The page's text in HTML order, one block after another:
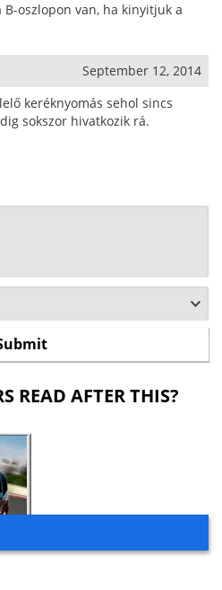
B-oszlopon van, ha kinyitjuk a
September 12, 2014
keréknyomás sehol sincs
sokszor hivatkozik rá.
READ AFTER THIS?